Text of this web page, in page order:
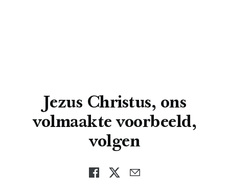
Jezus Christus, ons
volmaakte voorbeeld,
volgen